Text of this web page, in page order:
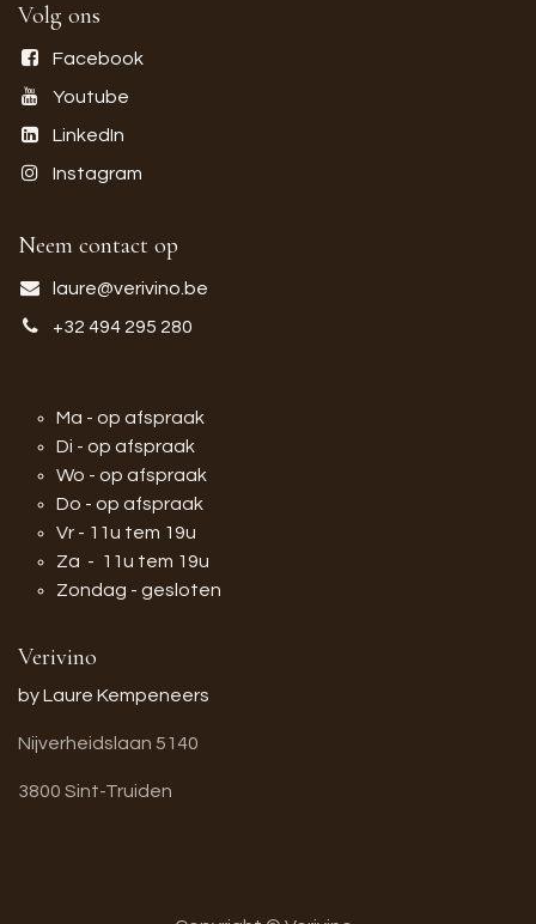
Volg ons
Facebook
Youtube
LinkedIn
Instagram
Neem contact op
laure@verivino.be
+32 494 295 280
Ma - op afspraak
Di - op afspraak
Wo - op afspraak
Do - op afspraak
Vr - 11u tem 19u
Za - 11u tem 19u
Zondag - gesloten
Verivino
by Laure Kempeneers
Nijverheidslaan 5140
3800 Sint-Truiden